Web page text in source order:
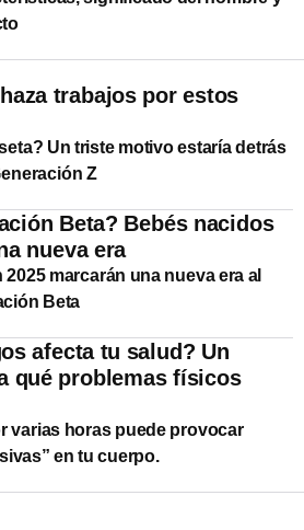
trabajos por estos
Un triste motivo estaría detrás
Z
Beta? Bebés nacidos
nueva era
marcarán una nueva era al
Beta
afecta tu salud? Un
qué problemas físicos
varias horas puede provocar
en tu cuerpo.